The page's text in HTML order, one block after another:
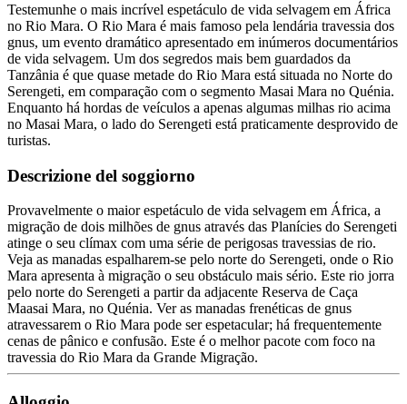
Testemunhe o mais incrível espetáculo de vida selvagem em África
no Rio Mara. O Rio Mara é mais famoso pela lendária travessia dos
gnus, um evento dramático apresentado em inúmeros documentários
de vida selvagem. Um dos segredos mais bem guardados da
Tanzânia é que quase metade do Rio Mara está situada no Norte do
Serengeti, em comparação com o segmento Masai Mara no Quénia.
Enquanto há hordas de veículos a apenas algumas milhas rio acima
no Masai Mara, o lado do Serengeti está praticamente desprovido de
turistas.
Descrizione del soggiorno
Provavelmente o maior espetáculo de vida selvagem em África, a
migração de dois milhões de gnus através das Planícies do Serengeti
atinge o seu clímax com uma série de perigosas travessias de rio.
Veja as manadas espalharem-se pelo norte do Serengeti, onde o Rio
Mara apresenta à migração o seu obstáculo mais sério. Este rio jorra
pelo norte do Serengeti a partir da adjacente Reserva de Caça
Maasai Mara, no Quénia. Ver as manadas frenéticas de gnus
atravessarem o Rio Mara pode ser espetacular; há frequentemente
cenas de pânico e confusão. Este é o melhor pacote com foco na
travessia do Rio Mara da Grande Migração.